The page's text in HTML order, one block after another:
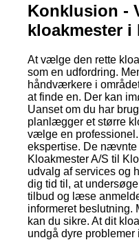
Konklusion -
kloakmester i
At vælge den rette
som en udfordring.
håndværkere i
at finde en. Der kan
Uanset om du har
planlægger et større
vælge en
ekspertise. De nævnte
Kloakmester A/S til
udvalg af services og
dig tid til, at
tilbud og læse
informeret beslutning.
kan du sikre. At dit
undgå dyre problemer